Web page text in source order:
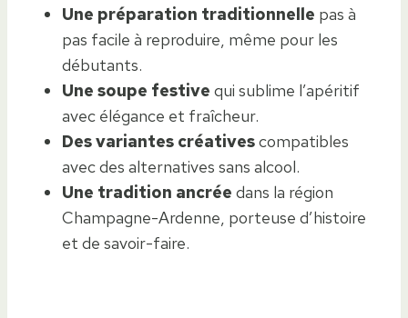
Une préparation traditionnelle pas à
pas facile à reproduire, même pour les
débutants.
Une soupe festive qui sublime l’apéritif
avec élégance et fraîcheur.
Des variantes créativescompatibles
avec des alternatives sans alcool.
Une tradition ancrée dans la région
Champagne-Ardenne, porteuse d’histoire
et de savoir-faire.